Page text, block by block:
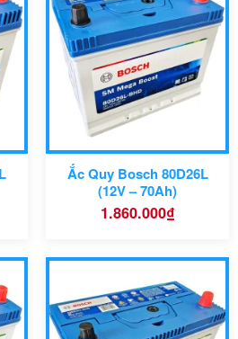
Ắc Quy Bosch 80D26L
(12V – 70Ah)
1.860.000₫